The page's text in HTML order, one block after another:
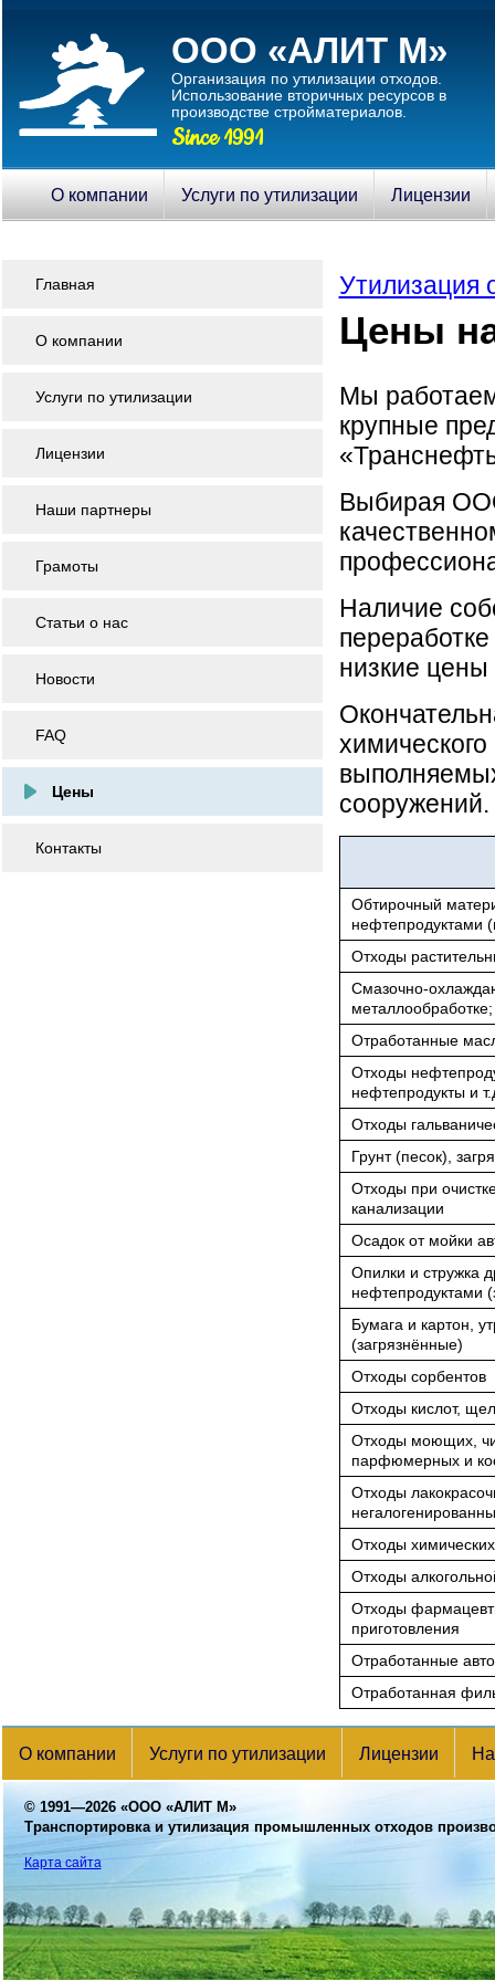
ООО «АЛИТ М»
Организация по утилизации отходов.
Использование вторичныx ресурсов в
производстве стройматериалов.
Since 1991
О компании Услуги по утилизации Лицензии
Утилизация
Цены
Мы
крупные
Выбирая
Наличие
низкие цены
сооружений.
Обтирочный
нефтепродуктами
Отходы
Смазочно-
Отработанные
Отходы
нефтепродукты и
Отходы
Грунт (песок),
Отходы при
канализации
Осадок от мойки
Опилки и стружка
нефтепродуктами
Бумага и картон,
(загрязнённые)
Отходы сорбентов
Отходы кислот,
Отходы моющих,
парфюмерных и
Отходы
Отходы
Отходы
Отходы
приготовления
Отработанные
Отработанная
Главная
О компании
Услуги по утилизации
Лицензии
Наши партнеры
Грамоты
Статьи о нас
Новости
FAQ
Цены
Контакты
О компании Услуги по утилизации Лицензии
© 1991—2026 «ООО «АЛИТ М»
Транспортировка и утилизация промышленных отходов
Карта сайта